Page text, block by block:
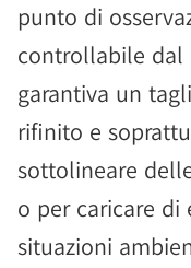
punto di
controllabile dal
garantiva un
rifinito e
sottolineare
o per caricare
situazioni